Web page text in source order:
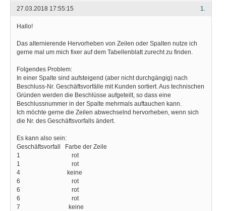
1.
27.03.2018 17:55:15
Hallo!
Das alternierende Hervorheben von Zeilen oder Spalten nutze ich
gerne mal um mich fixer auf dem Tabellenblatt zurecht zu finden.
Folgendes Problem:
In einer Spalte sind aufsteigend (aber nicht durchgängig) nach
Beschluss-Nr. Geschäftsvorfälle mit Kunden sortiert. Aus technischen
Gründen werden die Beschlüsse aufgeteilt, so dass eine
Beschlussnummer in der Spalte mehrmals auftauchen kann.
Ich möchte gerne die Zeilen abwechselnd hervorheben, wenn sich
die Nr. des Geschäftsvorfalls ändert.
Es kann also sein:
Geschäftsvorfall Farbe der Zeile
1 rot
1 rot
4 keine
6 rot
6 rot
6 rot
7 keine